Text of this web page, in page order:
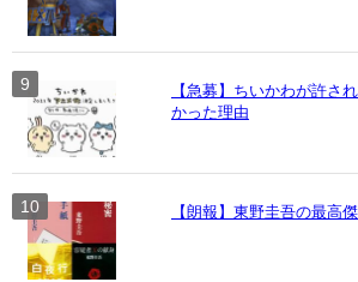
【急募】ちいかわが許さ
かった理由
【朗報】東野圭吾の最高